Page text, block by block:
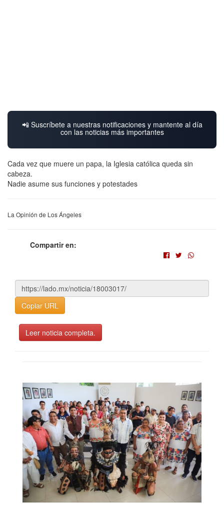
📲 Suscríbete a nuestras notificaciones y mantente al día
con las noticias más importantes
Cada vez que muere un papa, la Iglesia católica queda sin
cabeza.
Nadie asume sus funciones y potestades
La Opinión de Los Ángeles
Compartir en:
Copiar URL
Leer noticia completa.